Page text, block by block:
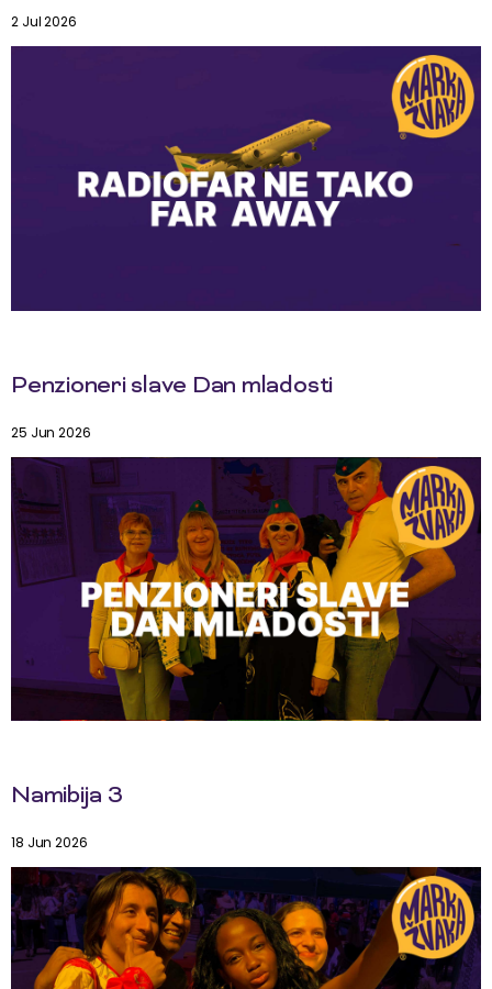
2 Jul 2026
Penzioneri slave Dan mladosti
25 Jun 2026
Namibija 3
18 Jun 2026